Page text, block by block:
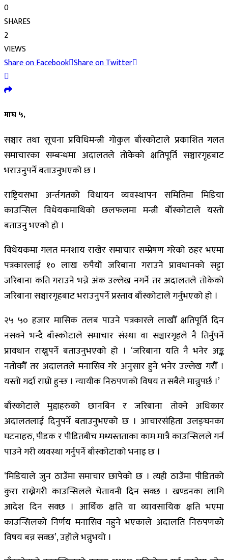
0
SHARES
2
VIEWS
Share on Facebook Share on Twitter
माघ ५,
सञ्चार तथा सूचना प्रविधिमन्त्री गोकुल बाँस्कोटाले प्रकाशित गलत
समाचारका सम्बन्धमा अदालतले तोकेको क्षतिपूर्ति सञ्चारगृहबाट
भराउनुपर्ने बताउनुभएको छ ।
राष्ट्रियसभा अर्न्तगतको विधायन व्यवस्थापन समितिमा मिडिया
काउन्सिल विधेयकमाथिको छलफलमा मन्त्री बाँस्कोटाले यस्तो
बताउनु भएको हो ।
विधेयकमा गलत मनशाय राखेर समाचार सम्प्रेषण गरेको ठहर भएमा
पत्रकारलाई १० लाख रुपैयाँ जरिबाना गराउने प्रावधानको सट्टा
जरिबाना कति गराउने भन्ने अंक उल्लेख नगर्ने तर अदालतले तोकेको
जरिबाना सञ्चारगृहबाट भराउनुपर्ने प्रस्ताव बाँस्कोटाले गर्नुभएको हो ।
२५ ५० हजार मासिक तलब पाउने पत्रकारले लाखौँ क्षतिपूर्ति दिन
नसक्ने भन्दै बाँस्कोटाले समाचार संस्था वा सञ्चारगृहले नै तिर्नुपर्ने
प्रावधान राख्नुपर्ने बताउनुभएको हो । ‘जरिबाना यति नै भनेर अङ्क
नतोकौँ तर अदालतले मनासिव गरे अनुसार हुने भनेर उल्लेख गरौँ ।
यस्तो गर्दा राम्रो हुन्छ । न्यायीक निरुपणको विषय त सबैले मान्नुपर्छ ।’
बाँस्कोटाले मुद्दाहरुको छानबिन र जरिबाना तोक्ने अधिकार
अदालतलाई दिनुपर्ने बताउनुभएको छ । आचारसंहिता उलङ्घनका
घटनाहरु, पीडक र पीडितबीच मध्यस्तताका काम मात्रै काउन्सिलले गर्न
पाउने गरी व्यवस्था गर्नुपर्ने बाँस्कोटाको भनाइ छ ।
‘मिडियाले जुन ठाउँमा समाचार छापेको छ । त्यही ठाउँमा पीडितको
कुरा राख्नेगरी काउन्सिलले चेतावनी दिन सक्छ । खण्डनका लागि
आदेश दिन सक्छ । आर्थिक क्षति वा व्यावसायिक क्षति भएमा
काउन्सिलको निर्णय मनासिव नहुने भएकाले अदालति निरुपणको
विषय बन्न सक्छ’, उहाँले भन्नुभयो ।